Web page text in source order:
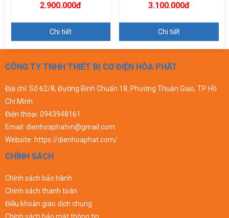
2.900.000đ
Chi tiết
3.100.000đ
Chi tiết
CÔNG TY TNHH THIẾT BỊ CƠ ĐIỆN HÒA PHÁT
Địa chỉ: Số 62/8, Đường Bình Chuẩn 18, Phường Thuận Giao, TP Hồ
Chí Minh
Điện thoại: 0943948161
Email: dienhoaphatvn@gmail.com
Website: https://dienhoaphat.com/
CHÍNH SÁCH
Chính sách bảo hành
Chính sách thanh toán
Điều khoản giao dịch chung